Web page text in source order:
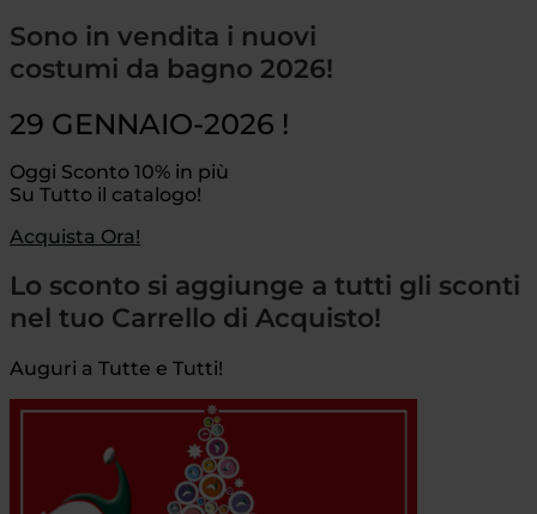
Sono in vendita i nuovi
costumi da bagno 2026!
29 GENNAIO-2026 !
Oggi Sconto 10% in più
Su Tutto il catalogo!
Acquista Ora!
Lo sconto si aggiunge a tutti gli sconti
nel tuo Carrello di Acquisto!
Auguri a Tutte e Tutti!